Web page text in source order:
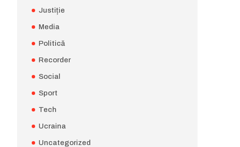
Justiție
Media
Politică
Recorder
Social
Sport
Tech
Ucraina
Uncategorized